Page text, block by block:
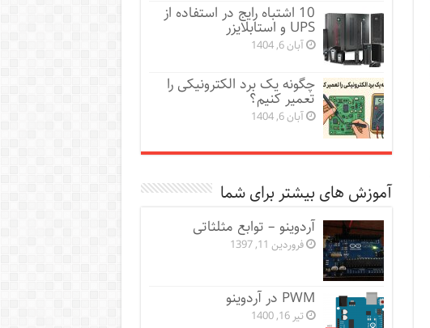
10 اشتباه رایج در استفاده از
UPS و استابلایزر
آبان 6, 1404
چگونه یک برد الکترونیکی را
تعمیر کنیم؟
آبان 6, 1404
آموزش های بیشتر برای شما
آردوینو – توابع مثلثاتی
فروردین 11, 1397
PWM در آردوینو
تیر 16, 1400